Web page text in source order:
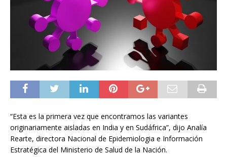
“Esta es la primera vez que encontramos las variantes
originariamente aisladas en India y en Sudáfrica”, dijo Analía
Rearte, directora Nacional de Epidemiologia e Información
Estratégica del Ministerio de Salud de la Nación.